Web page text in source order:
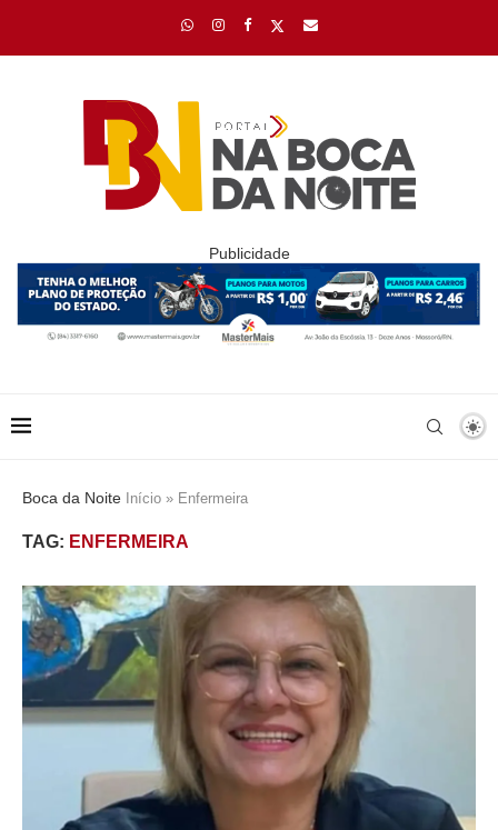
Publicidade
Boca da Noite Início » Enfermeira
TAG: ENFERMEIRA